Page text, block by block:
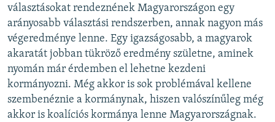
választásokat rendeznének Magyarországon egy
arányosabb választási rendszerben, annak nagyon más
végeredménye lenne. Egy igazságosabb, a magyarok
akaratát jobban tükröző eredmény születne, aminek
nyomán már érdemben el lehetne kezdeni
kormányozni. Még akkor is sok problémával kellene
szembenéznie a kormánynak, hiszen valószínűleg még
akkor is koalíciós kormánya lenne Magyarországnak.